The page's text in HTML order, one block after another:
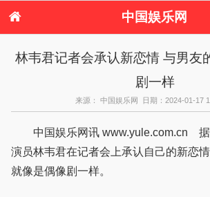
中国娱乐网
港台娱乐
日本娱乐 韩国娱
音乐新闻 影视新闻
港台明星八卦
日本韩国明星
欧美明星
林韦君记者会承认新恋情 与男友
剧一样
来源： 中国娱乐网 日期：2024-01-17
中国娱乐网讯 www.yule.com.cn 据
演员林韦君在记者会上承认自己的新恋
就像是偶像剧一样。